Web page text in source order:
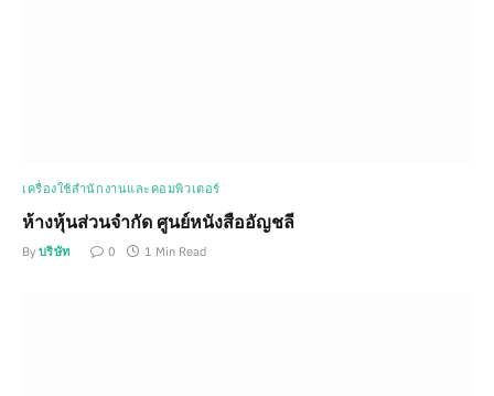
เครื่องใช้สำนักงานและคอมพิวเตอร์
ห้างหุ้นส่วนจำกัด ศูนย์หนังสืออัญชลี
By บริษัท 0 1 Min Read